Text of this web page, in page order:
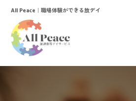
ホーム
All Peace ｜職場体験ができる放デイ